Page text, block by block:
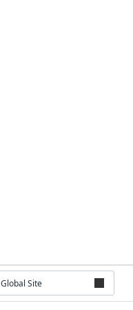
Global Site